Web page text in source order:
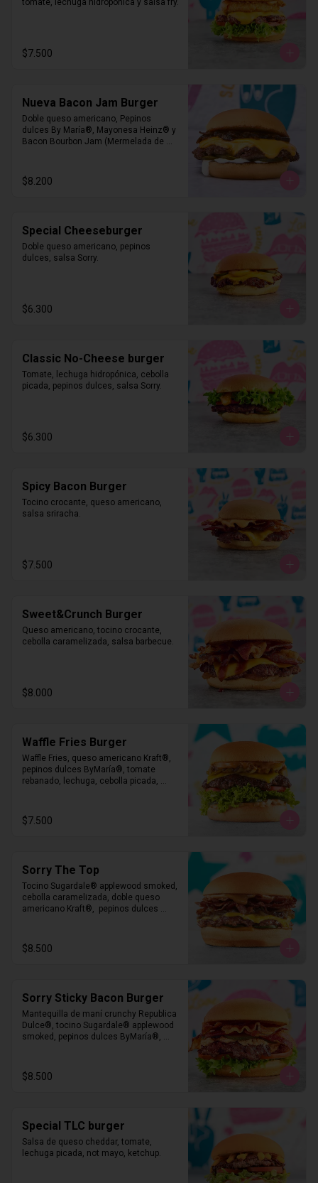
tomate, lechuga hidropónica y salsa fry.
$7.500
Nueva Bacon Jam Burger
Doble queso americano, Pepinos
dulces By María®, Mayonesa Heinz® y
Bacon Bourbon Jam (Mermelada de
$8.200
Special Cheeseburger
Doble queso americano, pepinos
dulces, salsa Sorry.
$6.300
Classic No-Cheese burger
Tomate, lechuga hidropónica, cebolla
picada, pepinos dulces, salsa Sorry.
$6.300
Spicy Bacon Burger
Tocino crocante, queso americano,
salsa sriracha.
$7.500
Sweet&Crunch Burger
Queso americano, tocino crocante,
cebolla caramelizada, salsa barbecue.
$8.000
Waffle Fries Burger
Waffle Fries, queso americano Kraft®️,
pepinos dulces ByMaría®, tomate
rebanado, lechuga, cebolla picada,
Certified Angus Beef® Burger o
NotBurger by NotCo®
$7.500
Sorry The Top
Tocino Sugardale®️ applewood smoked,
cebolla caramelizada, doble queso
americano Kraft®️,  pepinos dulces
NotBurger by NotCo®
$8.500
Sorry Sticky Bacon Burger
Mantequilla de maní crunchy Republica
Dulce®, tocino Sugardale® applewood
smoked, pepinos dulces ByMaría®,
envoltura de lechuga. Certified Angus
Beef® Burger o NotBurger by NotCo®
$8.500
Special TLC burger
Salsa de queso cheddar, tomate,
lechuga picada, not mayo, ketchup.